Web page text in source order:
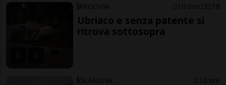
ARGOVIA 10 ore 3 18
Ubriaco e senza patente si
ritrova sottosopra
GLARONA 10 ore